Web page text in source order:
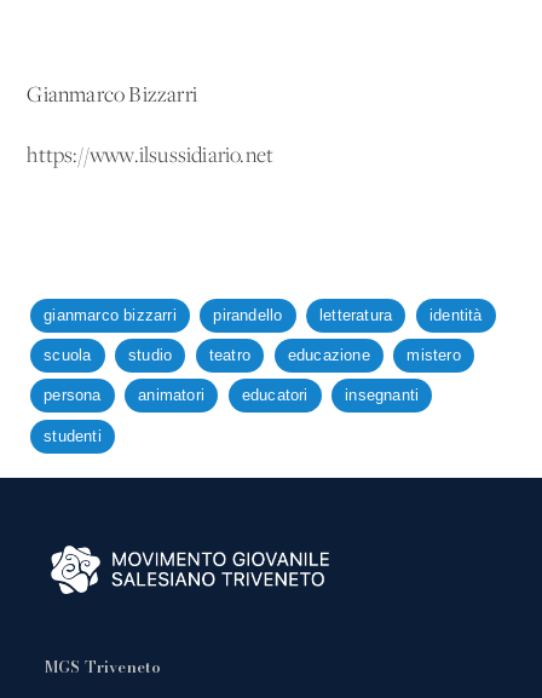
Gianmarco Bizzarri
https://www.ilsussidiario.net
gianmarco bizzarri pirandello letteratura identità
scuola studio teatro educazione mistero
persona animatori educatori insegnanti
studenti
MGS Triveneto